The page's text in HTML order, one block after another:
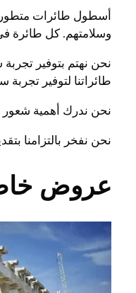
أسطول طائرات متطور
وسلامتهم. كل طائرة
نحن نهتم بتوفير
طائراتنا لتوفير
نحن ندرك أهمية شعور
نحن نفخر بالتزامنا
عروض